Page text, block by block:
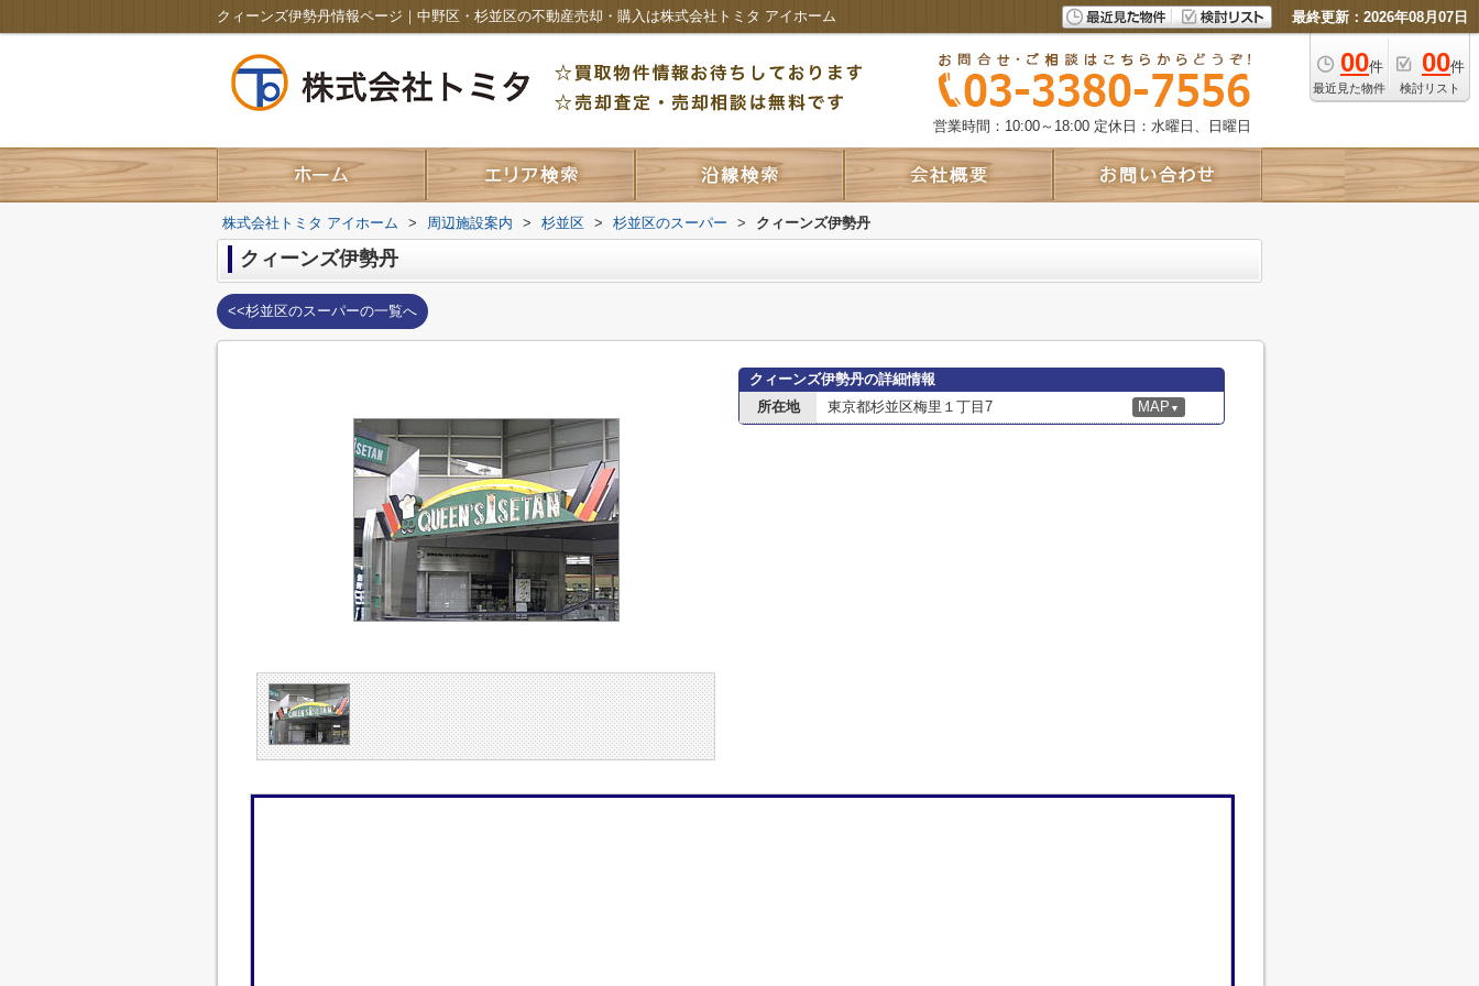
クィーンズ伊勢丹情報ページ｜中野区・杉並区の不動産売却・購入は株式会社トミタ アイホーム 最終更新：2026年08月07日
00件
最近見た物件
00件
検討リスト
営業時間：10:00～18:00 定休日：水曜日、日曜日
株式会社トミタ アイホーム > 周辺施設案内 > 杉並区 > 杉並区のスーパー > クィーンズ伊勢丹
クィーンズ伊勢丹
<<杉並区のスーパーの一覧へ
クィーンズ伊勢丹の詳細情報
所在地
東京都杉並区梅里１丁目7 MAP ▼